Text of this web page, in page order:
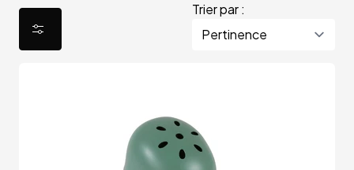
Trier par :